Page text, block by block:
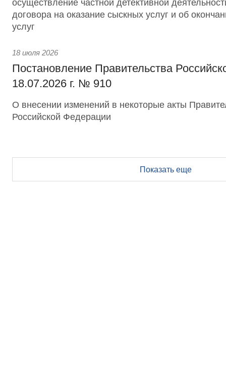
осуществление частной детективной
договора на оказание сыскных услуг и об
услуг
18 июля 2026
Постановление Правительства
18.07.2026 г. № 910
О внесении изменений в некоторые акты
Российской Федерации
Показать еще